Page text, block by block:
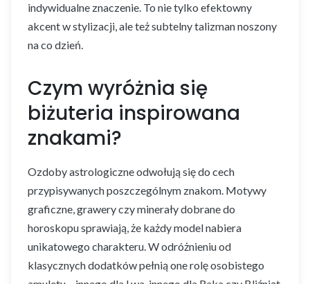
indywidualne znaczenie. To nie tylko efektowny
akcent w stylizacji, ale też subtelny talizman noszony
na co dzień.
Czym wyróżnia się
biżuteria inspirowana
znakami?
Ozdoby astrologiczne odwołują się do cech
przypisywanych poszczególnym znakom. Motywy
graficzne, grawery czy minerały dobrane do
horoskopu sprawiają, że każdy model nabiera
unikatowego charakteru. W odróżnieniu od
klasycznych dodatków pełnią one rolę osobistego